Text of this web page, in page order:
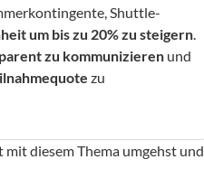
Shuttle-
um bis zu 20% zu steigern.
zu kommunizieren und
zu
diesem Thema umgehst und